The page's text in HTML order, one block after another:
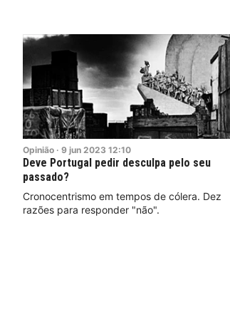
Opinião · 9 jun 2023 12:10
Deve Portugal pedir desculpa pelo seu
passado?
Cronocentrismo em tempos de cólera. Dez
razões para responder "não".